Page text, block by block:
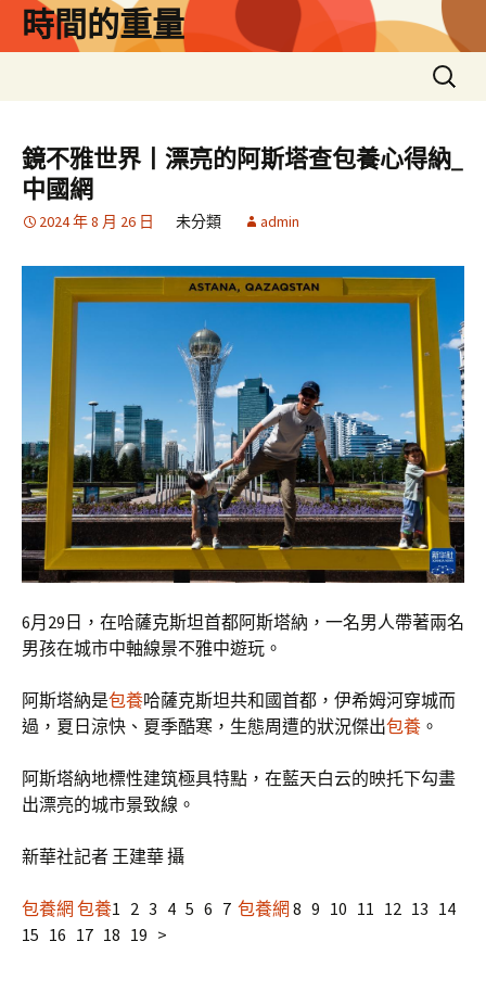
時間的重量
搜
尋
鍵
字:
鏡不雅世界丨漂亮的阿斯塔查包養心得納_
中國網
2024 年 8 月 26 日 未分類 admin
6月29日，在哈薩克斯坦首都阿斯塔納，一名男人帶著兩名
男孩在城市中軸線景不雅中遊玩。
阿斯塔納是包養哈薩克斯坦共和國首都，伊希姆河穿城而
過，夏日涼快、夏季酷寒，生態周遭的狀況傑出包養 。
阿斯塔納地標性建筑極具特點，在藍天白云的映托下勾畫
出漂亮的城市景致線。
新華社記者 王建華 攝
包養網 包養1 2 3 4 5 6 7 包養網 8 9 10 11 12 13 14
15 16 17 18 19 >